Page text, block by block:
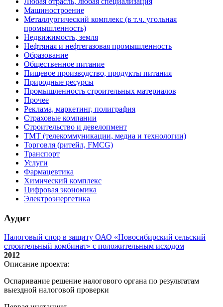
Машиностроение
Металлургический комплекс (в т.ч. угольная
промышленность)
Недвижимость, земля
Нефтяная и нефтегазовая промышленность
Образование
Общественное питание
Пищевое производство, продукты питания
Природные ресурсы
Промышленность строительных материалов
Прочее
Реклама, маркетинг, полиграфия
Страховые компании
Строительство и девелопмент
ТМТ (телекоммуникации, медиа и технологии)
Торговля (ритейл, FMCG)
Транспорт
Услуги
Фармацевтика
Химический комплекс
Цифровая экономика
Электроэнергетика
Аудит
Налоговый спор в защиту ОАО «Новосибирский сельский
строительный комбинат» с положительным исходом
2012
Описание проекта:
Оспаривание решение налогового органа по результатам
выездной налоговой проверки